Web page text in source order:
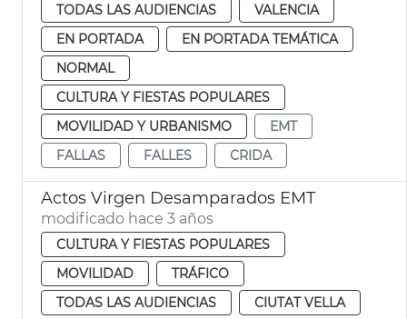
TODAS LAS AUDIENCIAS
VALENCIA
EN PORTADA
EN PORTADA TEMÁTICA
NORMAL
CULTURA Y FIESTAS POPULARES
MOVILIDAD Y URBANISMO
EMT
FALLAS
FALLES CRIDA
Actos Virgen Desamparados EMT
modificado hace 3 años
CULTURA Y FIESTAS POPULARES
MOVILIDAD
TRÁFICO
TODAS LAS AUDIENCIAS
CIUTAT VELLA